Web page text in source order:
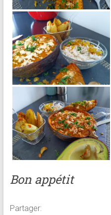
Bon appétit
Partager: